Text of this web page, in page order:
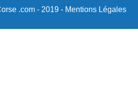
Sartene
.com - 2019 - Mentions Légales